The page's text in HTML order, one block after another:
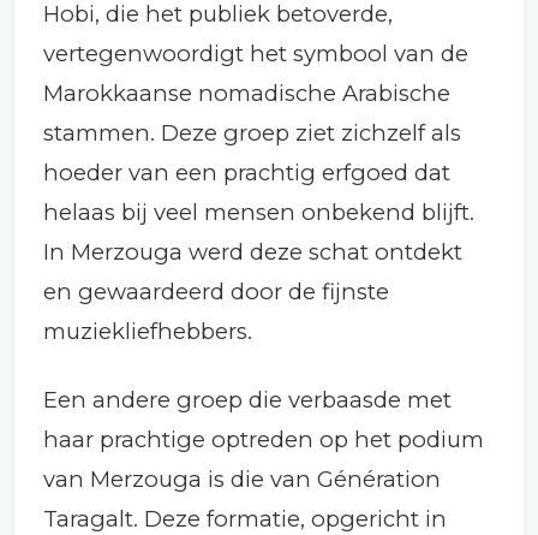
Hobi, die het publiek betoverde,
vertegenwoordigt het symbool van de
Marokkaanse nomadische Arabische
stammen. Deze groep ziet zichzelf als
hoeder van een prachtig erfgoed dat
helaas bij veel mensen onbekend blijft.
In Merzouga werd deze schat ontdekt
en gewaardeerd door de fijnste
muziekliefhebbers.
Een andere groep die verbaasde met
haar prachtige optreden op het podium
van Merzouga is die van Génération
Taragalt. Deze formatie, opgericht in